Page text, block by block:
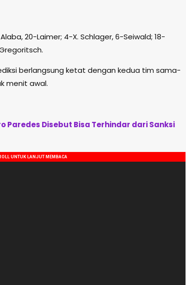
20-Laimer; 4-X. Schlager, 6-Seiwald; 18-
berlangsung ketat dengan kedua tim sama-
menit awal.
Paredes Disebut Bisa Terhindar dari Sanksi